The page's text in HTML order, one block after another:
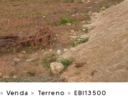
>Venda > Terreno > EBI13500